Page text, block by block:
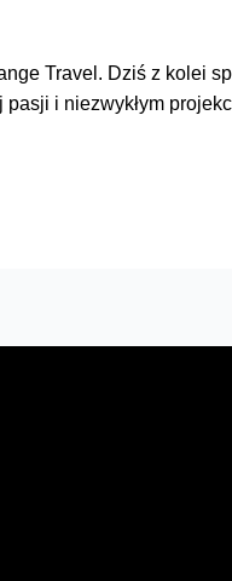
Travel. Dziś z kolei
i niezwykłym